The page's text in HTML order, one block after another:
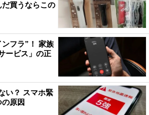
買うならこの
フラ”！ 家族
ービス」の正
い？ スマホ緊
原因